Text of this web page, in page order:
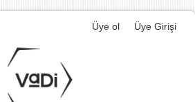
Üye ol Üye Girişi